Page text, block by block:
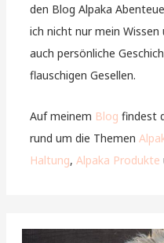
den Blog Alpaka
ich nicht nur mein
auch persönliche
flauschigen Gesellen.
Auf meinem Blog findest
rund um die Themen
Haltung,Alpaka Produkte